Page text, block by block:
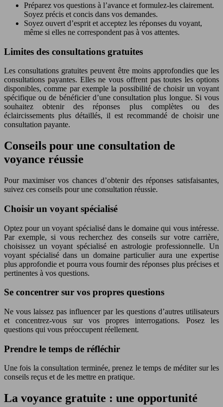
Préparez vos questions à l’avance et formulez-les clairement.
Soyez précis et concis dans vos demandes.
Soyez ouvert d’esprit et acceptez les réponses du voyant,
même si elles ne correspondent pas à vos attentes.
Limites des consultations gratuites
Les consultations gratuites peuvent être moins approfondies que les
consultations payantes. Elles ne vous offrent pas toutes les options
disponibles, comme par exemple la possibilité de choisir un voyant
spécifique ou de bénéficier d’une consultation plus longue. Si vous
souhaitez obtenir des réponses plus complètes ou des
éclaircissements plus détaillés, il est recommandé de choisir une
consultation payante.
Conseils pour une consultation de
voyance réussie
Pour maximiser vos chances d’obtenir des réponses satisfaisantes,
suivez ces conseils pour une consultation réussie.
Choisir un voyant spécialisé
Optez pour un voyant spécialisé dans le domaine qui vous intéresse.
Par exemple, si vous recherchez des conseils sur votre carrière,
choisissez un voyant spécialisé en astrologie professionnelle. Un
voyant spécialisé dans un domaine particulier aura une expertise
plus approfondie et pourra vous fournir des réponses plus précises et
pertinentes à vos questions.
Se concentrer sur vos propres questions
Ne vous laissez pas influencer par les questions d’autres utilisateurs
et concentrez-vous sur vos propres interrogations. Posez les
questions qui vous préoccupent réellement.
Prendre le temps de réfléchir
Une fois la consultation terminée, prenez le temps de méditer sur les
conseils reçus et de les mettre en pratique.
La voyance gratuite : une opportunité